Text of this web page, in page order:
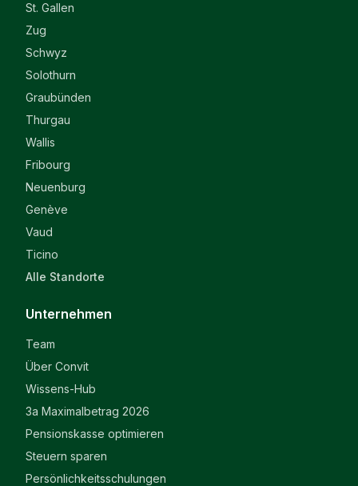
St. Gallen
Zug
Schwyz
Solothurn
Graubünden
Thurgau
Wallis
Fribourg
Neuenburg
Genève
Vaud
Ticino
Alle Standorte
Unternehmen
Team
Über Convit
Wissens-Hub
3a Maximalbetrag 2026
Pensionskasse optimieren
Steuern sparen
Persönlichkeitsschulungen